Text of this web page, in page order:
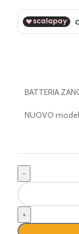
BATTERIA
NUOVO
Batteria
Zanon
21
V